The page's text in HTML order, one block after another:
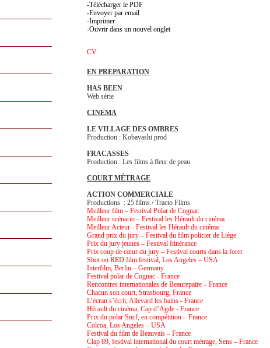
Télécharger le PDF
Envoyer par email
Imprimer
Ouvrir dans un nouvel onglet
CV
EN PREPARATION
HAS BEEN
Web série
CINEMA
LE VILLAGE DES OMBRES
Production : Kobayashi prod
FRACASSES
Production : Les films à fleur de peau
COURT MÉTRAGE
ACTION COMMERCIALE
Productions : 25 films / Tracto Films
Meilleur film – Festival Polar de Cognac
Meilleur scénario – Festival les Hérault du cinéma
Meilleur Acteur - Festival les Hérault du cinéma
Grand prix du jury – Festival du film policier de Liège
Prix du jury jeunes – Festival Itinérance
Prix coup de cœur du jury – Festival courts dans la foret
Shot on RED film festival, Los Angeles – USA
Interfilm, Berlin – Germany
Festival polar de Cognac - France
Rencontres internationales de Beaurepaire – France
Chacun son court, Strasbourg, France
L’écran s’écrit, Allevard les bains - France
Hérault du cinéma, Cap d’Agde - France
Prix du polar Sncf, en compétition – France
Colcoa, Los Angeles – USA
Festival du film de Beauvais – France
Clap 89, festival international du court métrage, Sens – France